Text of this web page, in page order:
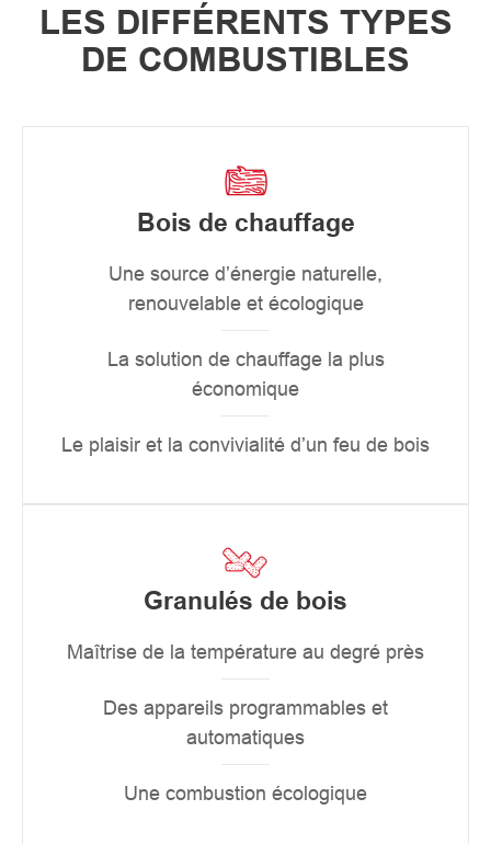
LES DIFFÉRENTS TYPES
DE COMBUSTIBLES
Bois de chauffage
Une source d’énergie naturelle,
renouvelable et écologique
La solution de chauffage la plus
économique
Le plaisir et la convivialité d’un feu de bois
Granulés de bois
Maîtrise de la température au degré près
Des appareils programmables et
automatiques
Une combustion écologique